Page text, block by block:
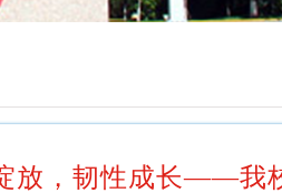
放，韧性成长——我